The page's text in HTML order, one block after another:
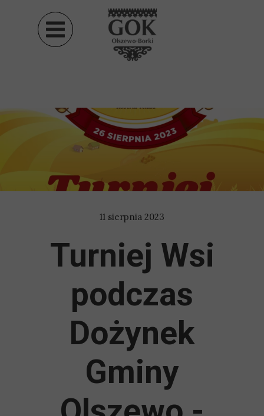
11 sierpnia 2023
Turniej Wsi
podczas
Dożynek
Gminy